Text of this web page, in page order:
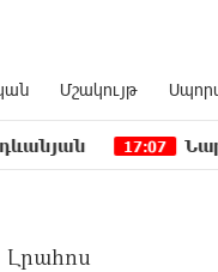
Մշակույթ
17:07 Նարեկ
Լրահոս